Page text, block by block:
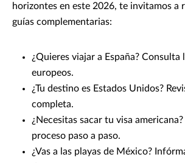
horizontes en este 2026, te invitamos a
guías complementarias:
¿Quieres viajar a España? Consulta
europeos.
¿Tu destino es Estados Unidos?
completa.
¿Necesitas sacar tu visa americana?
proceso paso a paso.
¿Vas a las playas de México?